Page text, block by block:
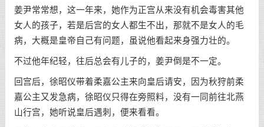
姜尹常常想，这一年来，她作为正宫从来没有机会毒害其他
女人的孩子，若是后宫的女人都生不出，那就不是女人的毛
病，大概是皇帝自己有问题，虽说他看起来身强力壮的。
不过他年纪轻，往后总会有儿子的，姜尹倒是不一定。
回宫后，徐昭仪带着柔嘉公主来向皇后请安，因为秋狩前柔
嘉公主又发急病，徐昭仪只得在旁照料，没有一同前往北燕
山行宫，她听说皇后遇刺，便来看看。